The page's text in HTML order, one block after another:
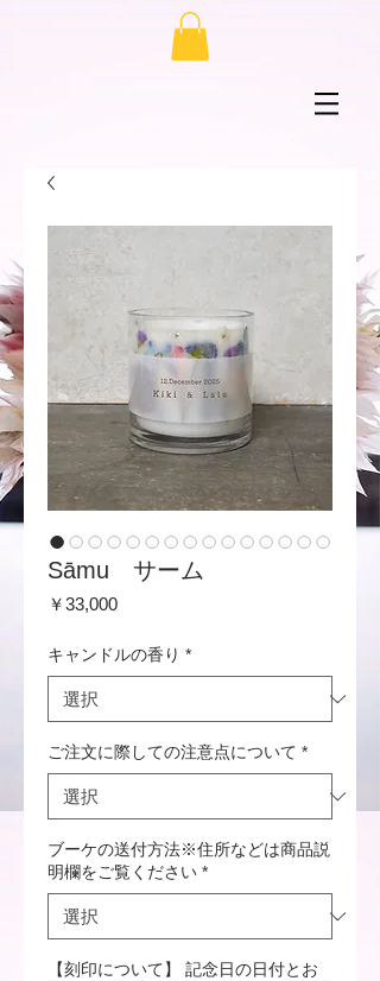
Sāmu サーム
￥33,000価
キャンドルの香り *
ご注文に際しての注意点について *
ブーケの送付方法※住所などは商品説
明欄をご覧ください *
【刻印について】 記念日の日付とお